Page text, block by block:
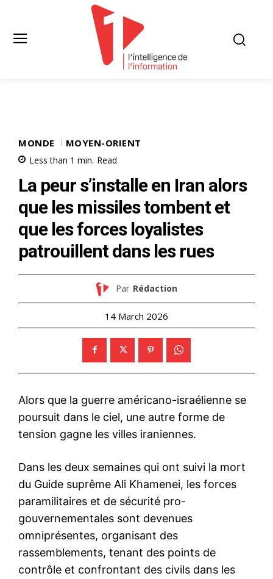
MONDE MOYEN-ORIENT
Less than 1 min. Read
La peur s’installe en Iran alors
que les missiles tombent et
que les forces loyalistes
patrouillent dans les rues
Par Rédaction
14 March 2026
Alors que la guerre américano-israélienne se
poursuit dans le ciel, une autre forme de
tension gagne les villes iraniennes.
Dans les deux semaines qui ont suivi la mort
du Guide suprême Ali Khamenei, les forces
paramilitaires et de sécurité pro-
gouvernementales sont devenues
omniprésentes, organisant des
rassemblements, tenant des points de
contrôle et confrontant des civils dans les